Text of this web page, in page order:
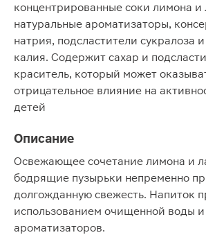
концентрированные соки лимона и
натуральные ароматизаторы,
натрия, подсластители сукралоза
калия. Содержит сахар и
краситель, который может
отрицательное влияние на
детей
Описание
Освежающее сочетание лимона и
бодрящие пузырьки непременно
долгожданную свежесть. Напиток
использованием очищенной воды и
ароматизаторов.